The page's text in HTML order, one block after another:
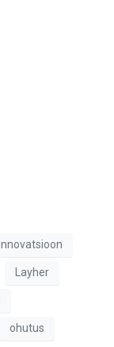
Innovatsioon
Layher
ohutus